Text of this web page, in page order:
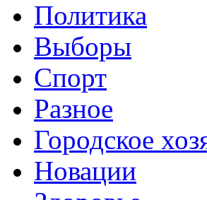
Политика
Выборы
Спорт
Разное
Городское
Новации